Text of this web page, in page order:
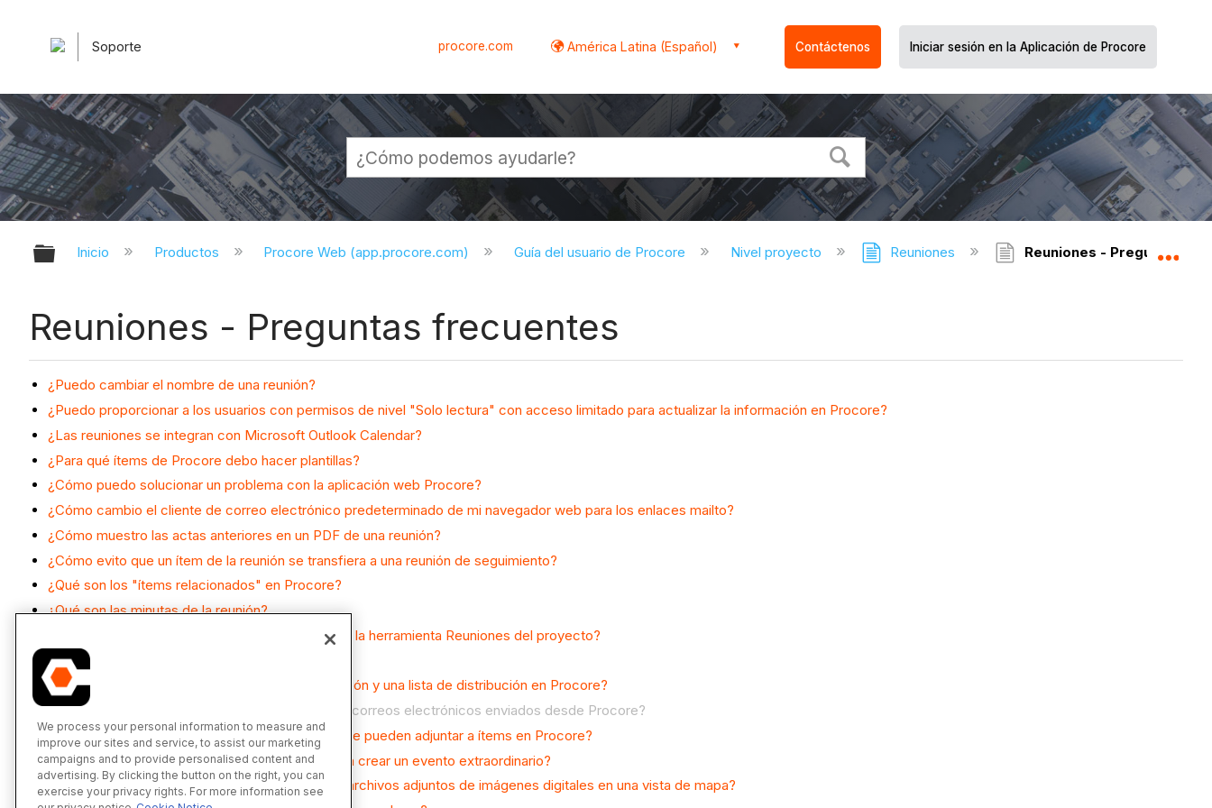
Soporte procore.com América Latina (Español) Contáctenos Iniciar sesión en la Aplicación de Procore
Expandir/contraer jerarquía global
Inicio Productos Procore Web (app.procore.com) Guía del usuario de Procore Nivel proyecto Reuniones Reuniones - Preguntas
Reuniones - Preguntas frecuentes
¿Puedo cambiar el nombre de una reunión?
¿Puedo proporcionar a los usuarios con permisos de nivel "Solo lectura" con acceso limitado para actualizar la información en Procore?
¿Las reuniones se integran con Microsoft Outlook Calendar?
¿Para qué ítems de Procore debo hacer plantillas?
¿Cómo puedo solucionar un problema con la aplicación web Procore?
¿Cómo cambio el cliente de correo electrónico predeterminado de mi navegador web para los enlaces mailto?
¿Cómo muestro las actas anteriores en un PDF de una reunión?
¿Cómo evito que un ítem de la reunión se transfiera a una reunión de seguimiento?
¿Qué son los "ítems relacionados" en Procore?
¿Qué son las minutas de la reunión?
¿Qué permisos granulares están disponibles para la herramienta Reuniones del proyecto?
¿Qué es la bandeja de reciclaje de Procore?
¿Cuál es la diferencia entre un grupo de distribución y una lista de distribución en Procore?
¿Cuándo expiran los enlaces de descarga en los correos electrónicos enviados desde Procore?
¿Qué versiones de archivos de Microsoft Excel se pueden adjuntar a ítems en Procore?
¿Qué herramientas de Procore puedo utilizar para crear un evento extraordinario?
¿Qué herramientas de Procore me permiten ver archivos adjuntos de imágenes digitales en una vista de mapa?
We process your personal information to measure and
improve our sites and service, to assist our marketing
campaigns and to provide personalised content and
advertising. By clicking the button on the right, you can
exercise your privacy rights. For more information see